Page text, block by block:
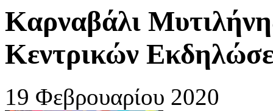
Καρναβάλι
Κεντρικών
19 Φεβρουαρίου 2020